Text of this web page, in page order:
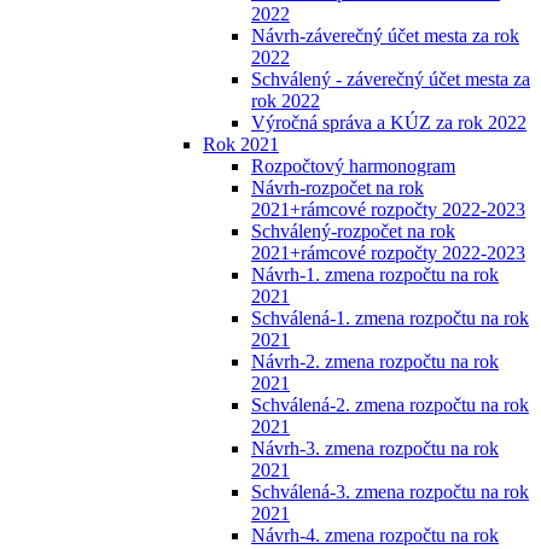
2022
Návrh-záverečný účet mesta za rok
2022
Schválený - záverečný účet mesta za
rok 2022
Výročná správa a KÚZ za rok 2022
Rok 2021
Rozpočtový harmonogram
Návrh-rozpočet na rok
2021+rámcové rozpočty 2022-2023
Schválený-rozpočet na rok
2021+rámcové rozpočty 2022-2023
Návrh-1. zmena rozpočtu na rok
2021
Schválená-1. zmena rozpočtu na rok
2021
Návrh-2. zmena rozpočtu na rok
2021
Schválená-2. zmena rozpočtu na rok
2021
Návrh-3. zmena rozpočtu na rok
2021
Schválená-3. zmena rozpočtu na rok
2021
Návrh-4. zmena rozpočtu na rok